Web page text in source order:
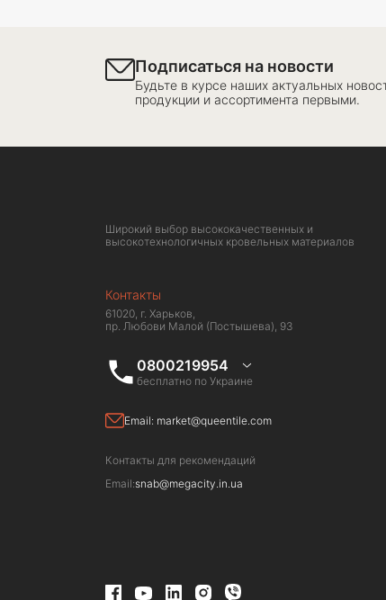
Подписаться на новости
Будьте в курсе наших актуальных
продукции и ассортимента первыми.
Широкий выбор высококачественных и
высокотехнологичных кровельных материалов
Контакты
61020, г. Харьков,
пр. Любови Малой (Постышева), 93
0800219954
бесплатно по Украине
Email: market@queentile.com
Контакты для рекомендаций
Email:snab@megacity.in.ua